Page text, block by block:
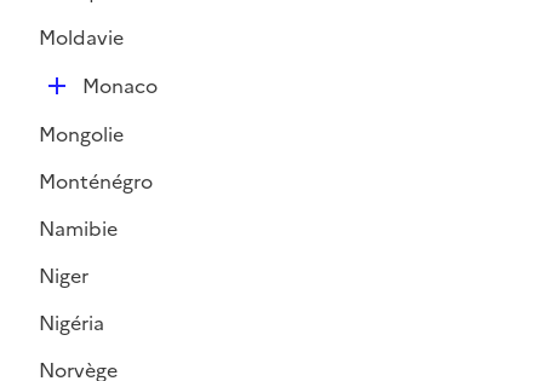
l
Moldavie
D
p
l
e
Monaco
Mongolie
Monténégro
Namibie
Niger
Nigéria
Norvège